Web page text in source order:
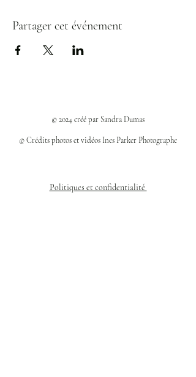
Partager cet événement
© 2024 créé par Sandra Dumas
© Crédits photos et vidéos Ines Parker Photographe
Politiques et confidentialité